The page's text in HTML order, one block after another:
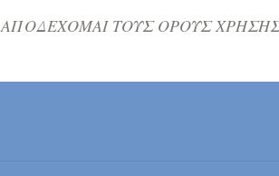
ΑΠΟΔΕΧΟΜΑΙ ΤΟΥΣ ΟΡΟΥΣ
Δείτε εδώ τον Πίνακα
Δείτε εδώ χρήσιμες